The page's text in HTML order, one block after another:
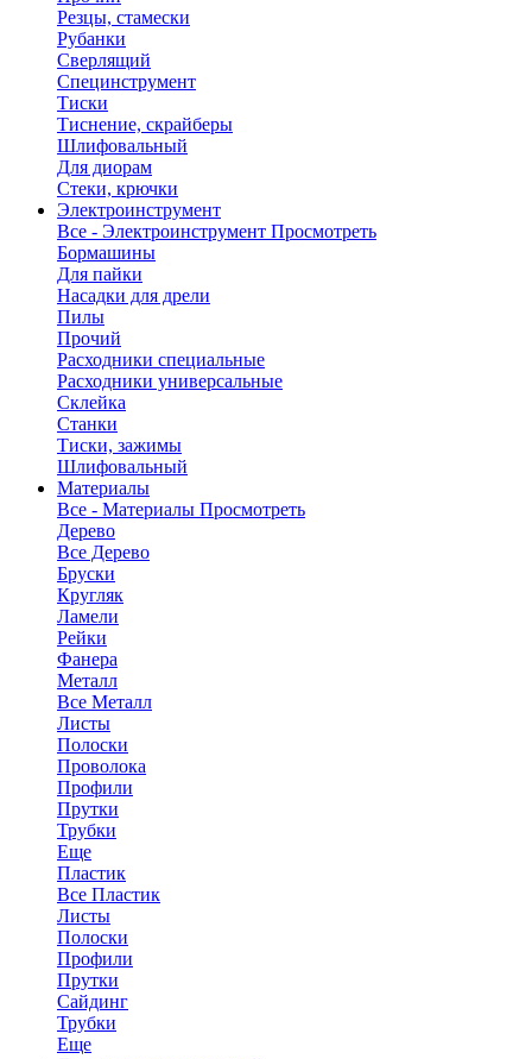
Резцы, стамески
Рубанки
Сверлящий
Специнструмент
Тиски
Тиснение, скрайберы
Шлифовальный
Для диорам
Стеки, крючки
Электроинструмент
Все - Электроинструмент Просмотреть
Бормашины
Для пайки
Насадки для дрели
Пилы
Прочий
Расходники специальные
Расходники универсальные
Склейка
Станки
Тиски, зажимы
Шлифовальный
Материалы
Все - Материалы Просмотреть
Дерево
Все Дерево
Бруски
Кругляк
Ламели
Рейки
Фанера
Металл
Все Металл
Листы
Полоски
Проволока
Профили
Прутки
Трубки
Еще
Пластик
Все Пластик
Листы
Полоски
Профили
Прутки
Сайдинг
Трубки
Еще